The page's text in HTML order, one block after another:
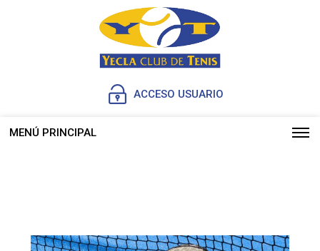
ACCESO USUARIO
MENÚ PRINCIPAL